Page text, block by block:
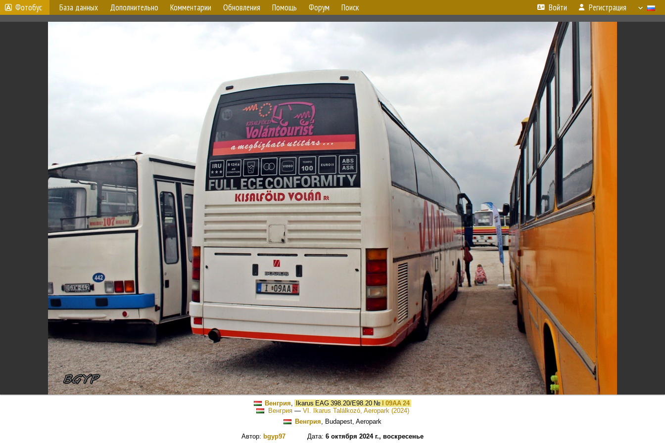
Фотобус База данных Дополнительно Комментарии Обновления Помощь Форум Поиск Войти Регистрация
Венгрия, Ikarus EAG 398.20/E98.20 №
I 09AA 24
Венгрия— VI. Ikarus Találkozó, Aeropark (2024)
Венгрия, Budapest, Aeropark
Автор: bgyp97 Дата: 6 октября 2024 г., воскресенье